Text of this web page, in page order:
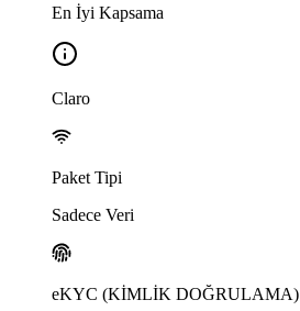
En İyi Kapsama
Claro
Paket Tipi
Sadece Veri
eKYC (KİMLİK DOĞRULAMA)